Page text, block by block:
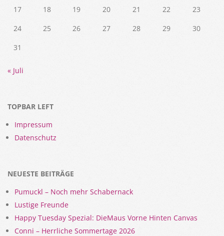
17
18 19 20 21 22
23
24
25 26 27 28 29
30
31
« Juli
TOPBAR LEFT
Impressum
Datenschutz
NEUESTE BEITRÄGE
Pumuckl – Noch mehr Schabernack
Lustige Freunde
Happy Tuesday Spezial: DieMaus Vorne Hinten Canvas
Conni – Herrliche Sommertage 2026